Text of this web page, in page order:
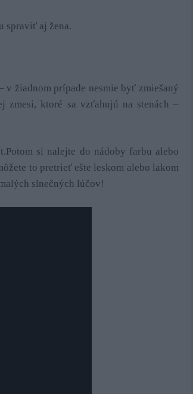
spraviť aj žena.
žiadnom prípade nesmie byť zmiešaný
zmesi, ktoré sa vzťahujú na stenách –
si nalejte do nádoby farbu alebo
to pretrieť ešte leskom alebo lakom
slnečných lúčov!